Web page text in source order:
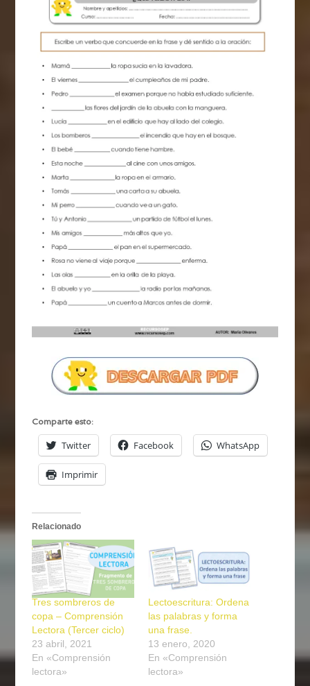
Comparte esto:
Twitter Facebook WhatsApp
Imprimir
Relacionado
Tres sombreros de
copa – Comprensión
Lectora (Tercer ciclo)
23 abril, 2021
En «Comprensión
lectora»
Lectoescritura: Ordena
las palabras y forma
una frase.
13 enero, 2020
En «Comprensión
lectora»